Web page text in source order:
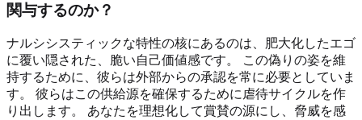
関与するのか？
ナルシシスティックな特性の核にあるのは、肥大化したエゴ
に覆い隠された、脆い自己価値感です。 この偽りの姿を維
持するために、彼らは外部からの承認を常に必要としていま
す。 彼らはこの供給源を確保するために虐待サイクルを作
り出します。 あなたを理想化して賞賛の源にし、脅威を感